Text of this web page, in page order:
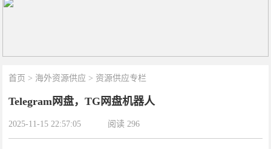
首页 > 海外资源供应 > 资源供应专栏
Telegram网盘，TG网盘机器人
2025-11-15 22:57:05 阅读296